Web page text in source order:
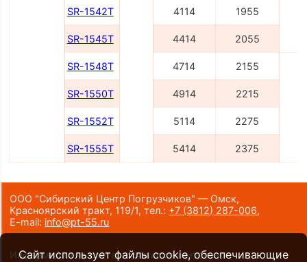
SR-1542T 4114 1955
SR-1545T 4414 2055
SR-1548T 4714 2155
SR-1550T 4914 2215
SR-1552T 5114 2275
SR-1555T 5414 2375
ООО "Сибирский Центр Погрузчиков" — Омск,
Красноярский тракт, 119/1,тел.: +7 (3812) 287-006,
E-mail: info@pt-55.ru
Информация на сайте носит исключительно
Сайт использует файлы cookie, обеспечивающие